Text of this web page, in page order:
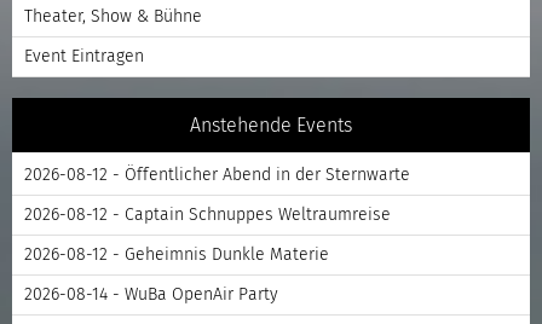
Theater, Show & Bühne
Event Eintragen
Anstehende Events
2026-08-12 - Öffentlicher Abend in der Sternwarte
2026-08-12 - Captain Schnuppes Weltraumreise
2026-08-12 - Geheimnis Dunkle Materie
2026-08-14 - WuBa OpenAir Party